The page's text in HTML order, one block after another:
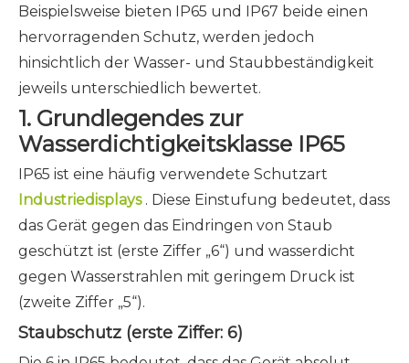
Beispielsweise bieten IP65 und IP67 beide einen
hervorragenden Schutz, werden jedoch
hinsichtlich der Wasser- und Staubbeständigkeit
jeweils unterschiedlich bewertet.
1. Grundlegendes zur
Wasserdichtigkeitsklasse IP65
IP65 ist eine häufig verwendete Schutzart
Industriedisplays . Diese Einstufung bedeutet, dass
das Gerät gegen das Eindringen von Staub
geschützt ist (erste Ziffer „6“) und wasserdicht
gegen Wasserstrahlen mit geringem Druck ist
(zweite Ziffer „5“).
Staubschutz (erste Ziffer: 6)